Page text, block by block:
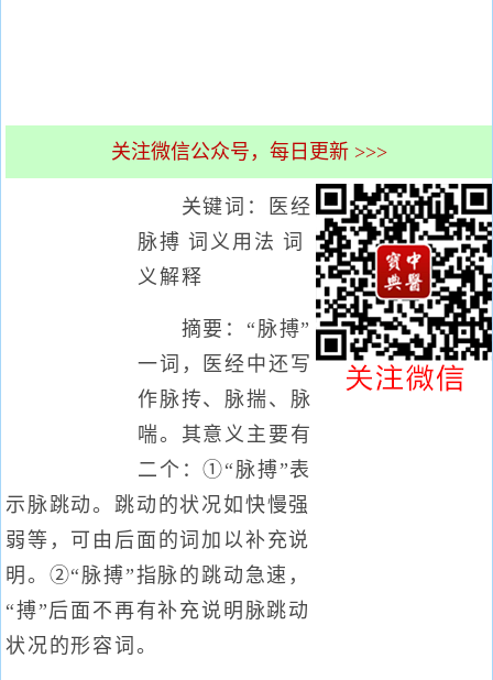
关注微信公众号，每日更新 >>>
关键词：医经
脉搏 词义用法 词
义解释
摘要：“脉搏”
一词，医经中还写
作脉抟、脉揣、脉
喘。其意义主要有
二个：①“脉搏”表
示脉跳动。跳动的状况如快慢强
弱等，可由后面的词加以补充说
明。②“脉搏”指脉的跳动急速，
“搏”后面不再有补充说明脉跳动
状况的形容词。